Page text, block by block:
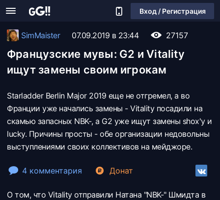
Вход / Регистрация
SimMaister 07.09.2019 в 23:44 27157
Французские мувы: G2 и Vitality
ищут замены своим игрокам
Starladder Berlin Major 2019 еще не отгремел, а во
Франции уже начались замены - Vitality посадили на
скамью запасных NBK-, а G2 уже ищут замены shox'y и
lucky. Причины просты - обе организации недовольны
выступлениями своих коллективов на мейджоре.
4 комментария Донат
О том, что Vitality отправили Натана "NBK-" Шмидта в